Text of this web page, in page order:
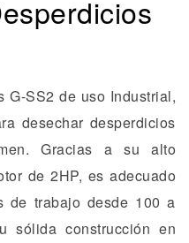
G-SS2 de uso Industrial,
desechar desperdicios
Gracias a su alto
de 2HP, es adecuado
de trabajo desde 100 a
sólida construcción en